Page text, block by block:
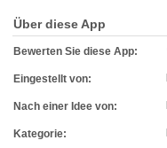
Über diese App
Bewerten Sie diese App:
Eingestellt von:
Nach einer Idee von:
Kategorie: